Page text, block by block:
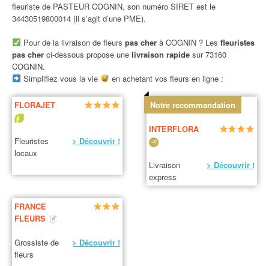
fleuriste de PASTEUR COGNIN, son numéro SIRET est le
34430519800014 (il s’agit d’une PME).
Pour de la livraison de fleurs pas cherà COGNIN ? Les fleuristes
pas cher ci-dessous propose une livraison rapide sur 73160
COGNIN.
Simplifiez vous la vie
en achetant vos fleurs en ligne :
FLORAJET
Fleuristes
locaux
> Découvrir !
Notre recommandation
INTERFLORA
Livraison
express
> Découvrir !
FRANCE
FLEURS
Grossiste de
fleurs
> Découvrir !